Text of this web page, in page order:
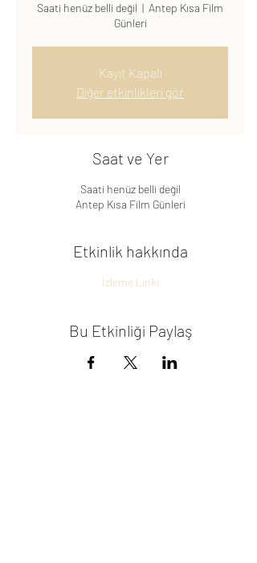
Saati henüz belli değil
  |
Antep Kısa Film
Günleri
Kayıt Kapalı
Diğer etkinlikleri gör
Saat ve Yer
Saati henüz belli değil
Antep Kısa Film Günleri
Etkinlik hakkında
İzleme Linki
Bu Etkinliği Paylaş